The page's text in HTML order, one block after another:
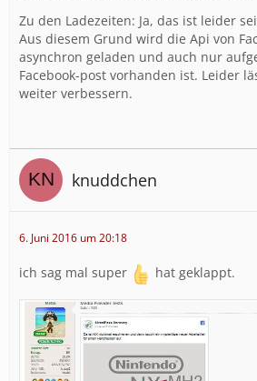
Zu den Ladezeiten: Ja, das ist leider
Aus diesem Grund wird die Api von
asynchron geladen und auch nur
Facebook-post vorhanden ist. Leider
weiter verbessern.
knuddchen
6. Juni 2016 um 20:18
ich sag mal super hat geklappt.